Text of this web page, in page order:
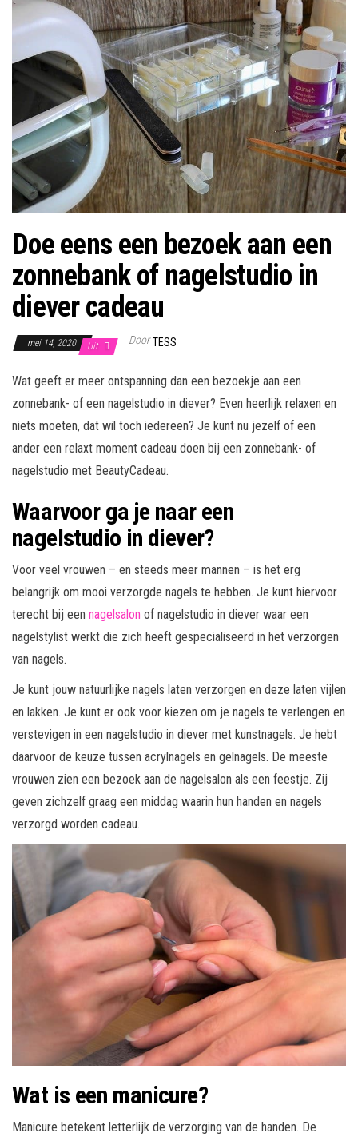
Doe eens een bezoek aan een
zonnebank of nagelstudio in
diever cadeau
mei 14, 2020 Uit Door TESS
Wat geeft er meer ontspanning dan een bezoekje aan een
zonnebank- of een nagelstudio in diever? Even heerlijk relaxen en
niets moeten, dat wil toch iedereen? Je kunt nu jezelf of een
ander een relaxt moment cadeau doen bij een zonnebank- of
nagelstudio met BeautyCadeau.
Waarvoor ga je naar een
nagelstudio in diever?
Voor veel vrouwen – en steeds meer mannen – is het erg
belangrijk om mooi verzorgde nagels te hebben. Je kunt hiervoor
terecht bij een nagelsalon of nagelstudio in diever waar een
nagelstylist werkt die zich heeft gespecialiseerd in het verzorgen
van nagels.
Je kunt jouw natuurlijke nagels laten verzorgen en deze laten vijlen
en lakken. Je kunt er ook voor kiezen om je nagels te verlengen en
verstevigen in een nagelstudio in diever met kunstnagels. Je hebt
daarvoor de keuze tussen acrylnagels en gelnagels. De meeste
vrouwen zien een bezoek aan de nagelsalon als een feestje. Zij
geven zichzelf graag een middag waarin hun handen en nagels
verzorgd worden cadeau.
Wat is een manicure?
Manicure betekent letterlijk de verzorging van de handen. De